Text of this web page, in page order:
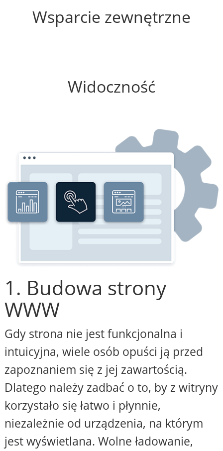
Wsparcie zewnętrzne
Widoczność
1. Budowa strony
WWW
Gdy strona nie jest funkcjonalna i
intuicyjna, wiele osób opuści ją przed
zapoznaniem się z jej zawartością.
Dlatego należy zadbać o to, by z witryny
korzystało się łatwo i płynnie,
niezależnie od urządzenia, na którym
jest wyświetlana. Wolne ładowanie,